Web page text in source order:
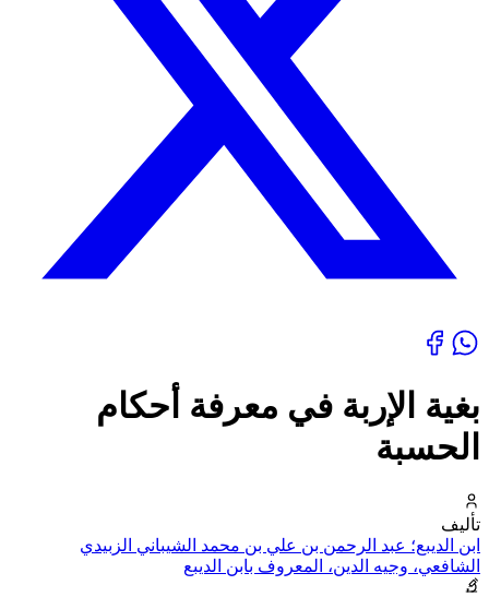
بغية الإربة في معرفة أحكام
الحسبة
تأليف
ابن الديبع؛ عبد الرحمن بن علي بن محمد الشيباني الزبيدي
الشافعي، وجيه الدين، المعروف بابن الديبع